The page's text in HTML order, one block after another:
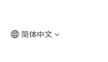
简体中文